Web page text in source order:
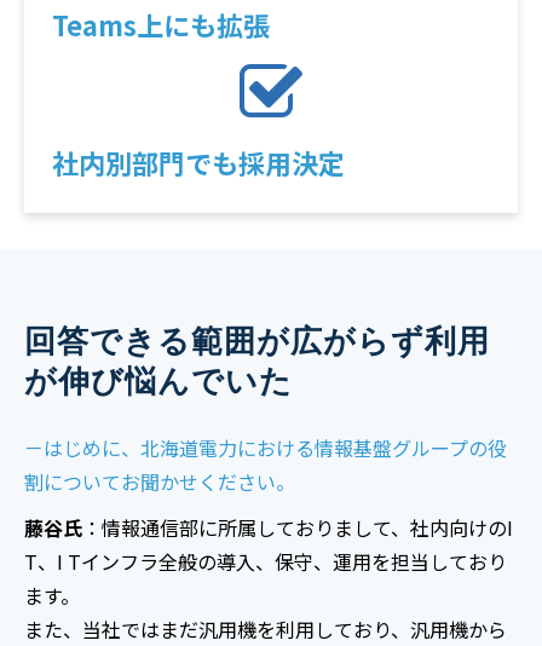
Teams上にも拡張
社内別部門でも採用決定
回答できる範囲が広がらず利用
が伸び悩んでいた
－はじめに、北海道電力における情報基盤グループの役
割についてお聞かせください。
藤谷氏 ：情報通信部に所属しておりまして、社内向けのI
T、I Tインフラ全般の導入、保守、運用を担当しており
ます。
また、当社ではまだ汎用機を利用しており、汎用機から